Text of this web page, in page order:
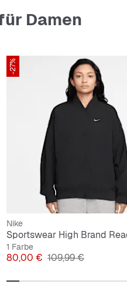
Damen
-27%
Nike
1 Farbe
Preis
80,00 € Originalpreis
109,99 €